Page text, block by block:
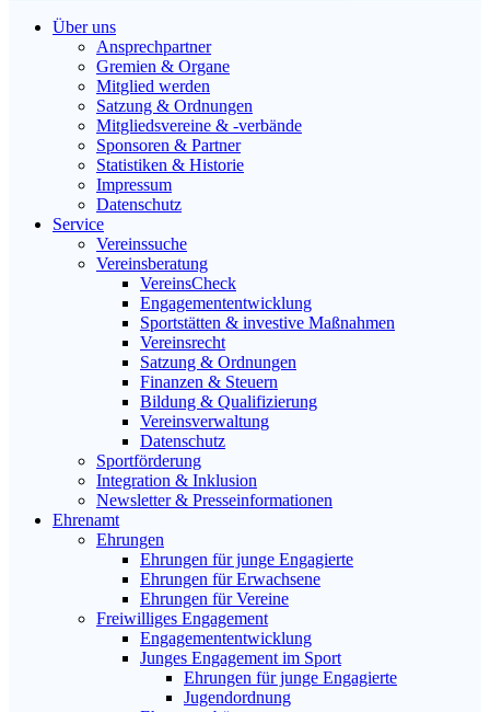
Über uns
Ansprechpartner
Gremien & Organe
Mitglied werden
Satzung & Ordnungen
Mitgliedsvereine & -verbände
Sponsoren & Partner
Statistiken & Historie
Impressum
Datenschutz
Service
Vereinssuche
Vereinsberatung
VereinsCheck
Engagemententwicklung
Sportstätten & investive Maßnahmen
Vereinsrecht
Satzung & Ordnungen
Finanzen & Steuern
Bildung & Qualifizierung
Vereinsverwaltung
Datenschutz
Sportförderung
Integration & Inklusion
Newsletter & Presseinformationen
Ehrenamt
Ehrungen
Ehrungen für junge Engagierte
Ehrungen für Erwachsene
Ehrungen für Vereine
Freiwilliges Engagement
Engagemententwicklung
Junges Engagement im Sport
Ehrungen für junge Engagierte
Jugendordnung